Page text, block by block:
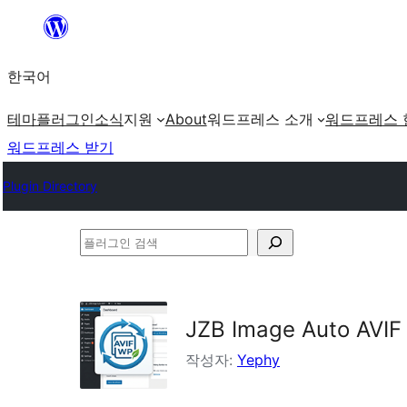
츠
로
로
가
한국어
테마플러그인소식지원 About워드프레스 소개 워드프레스
워드프레스 받기
Plugin Directory
플
인
검
JZB Image Auto AVIF
작성자: Yephy